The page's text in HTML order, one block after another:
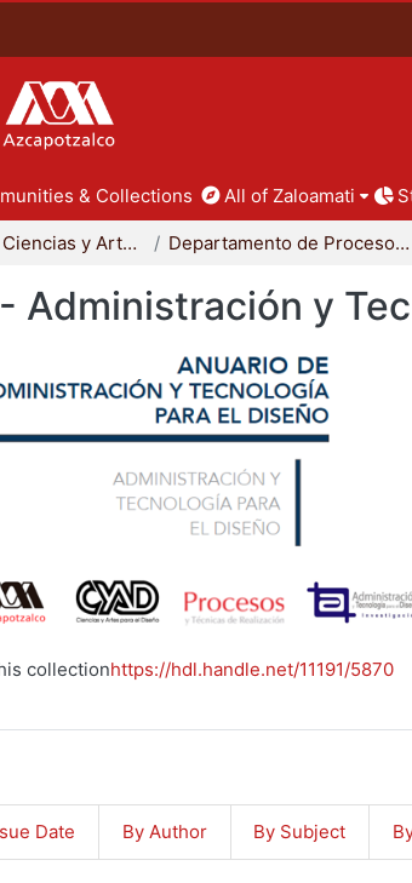
& Collections All of Zaloamati
División de Ciencias y Artes para el Diseño Departamento de Procesos y Técnicas de Realización
Administración y
collectionhttps://hdl.handle.net/11191/5870
Date By Author By Subject